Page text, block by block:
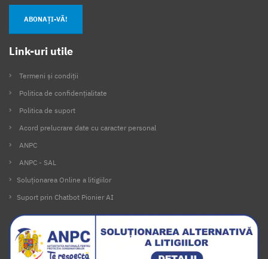
ABONAȚI-VĂ!
Link-uri utile
Termeni și condiții
Politica de confidențialitate
Politica de suport
Acord prelucrare date cu caracter personal
ANPC
ANPC - SAL
Soluționarea Online a litigiilor
Suport prin Chatbot Pionier AI